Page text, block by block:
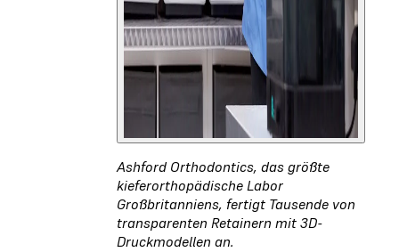
Ashford Orthodontics, das größte
kieferorthopädische Labor
Großbritanniens, fertigt Tausende von
transparenten Retainern mit 3D-
Druckmodellen an.